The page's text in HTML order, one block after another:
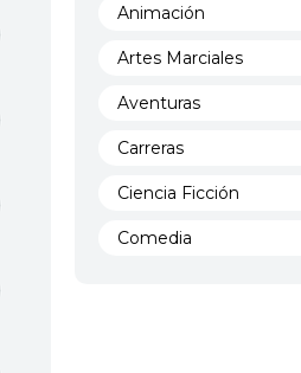
Animación
Artes Marciales
Aventuras
Carreras
Ciencia Ficción
Comedia